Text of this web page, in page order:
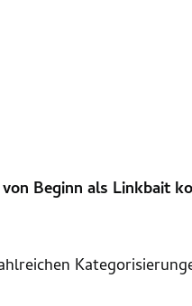
Beginn als Linkbait